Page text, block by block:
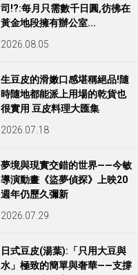
العربية
Русский
司!?:每月只需數千日圓,彷彿在
黃金地段擁有辦公室...
2026.08.05
生豆皮的滑嫩口感堪稱絕品!隨
時隨地都能派上用場的乾貨也
很實用 豆皮料理大匯集
2026.07.18
夢境與現實交錯的世界——今敏
導演動畫《盜夢偵探》上映20
週年仍歷久彌新
2026.07.29
日式豆皮(湯葉):「只用大豆與
水」極致的簡單與奢華——支撐